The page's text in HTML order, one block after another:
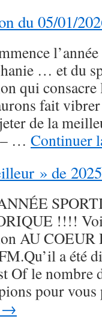
du 05/01/
… et du
qui
fait
de la
– … Continuer
» de
!!!!
AU COEUR
a été
Of le nombre
pour vous
→